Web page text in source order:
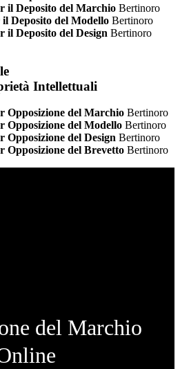
il Deposito del Marchio Bertinoro
il Deposito del Modello Bertinoro
il Deposito del Design Bertinoro
Intellettuali
Opposizione del Marchio Bertinoro
Opposizione del Modello Bertinoro
Opposizione del Design Bertinoro
Opposizione del Brevetto Bertinoro
del Marchio